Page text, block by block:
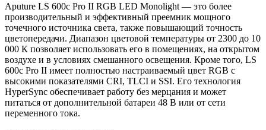
Aputure LS 600c Pro II RGB LED Monolight — это более
производительный и эффективный преемник мощного
точечного источника света, также повышающий точность
цветопередачи. Диапазон цветовой температуры от 2300 до 10
000 К позволяет использовать его в помещениях, на открытом
воздухе и в условиях смешанного освещения. Кроме того, LS
600c Pro II имеет полностью настраиваемый цвет RGB с
высокими показателями CRI, TLCI и SSI. Его технология
HyperSync обеспечивает работу без мерцания и может
питаться от дополнительной батареи 48 В или от сети
переменного тока.